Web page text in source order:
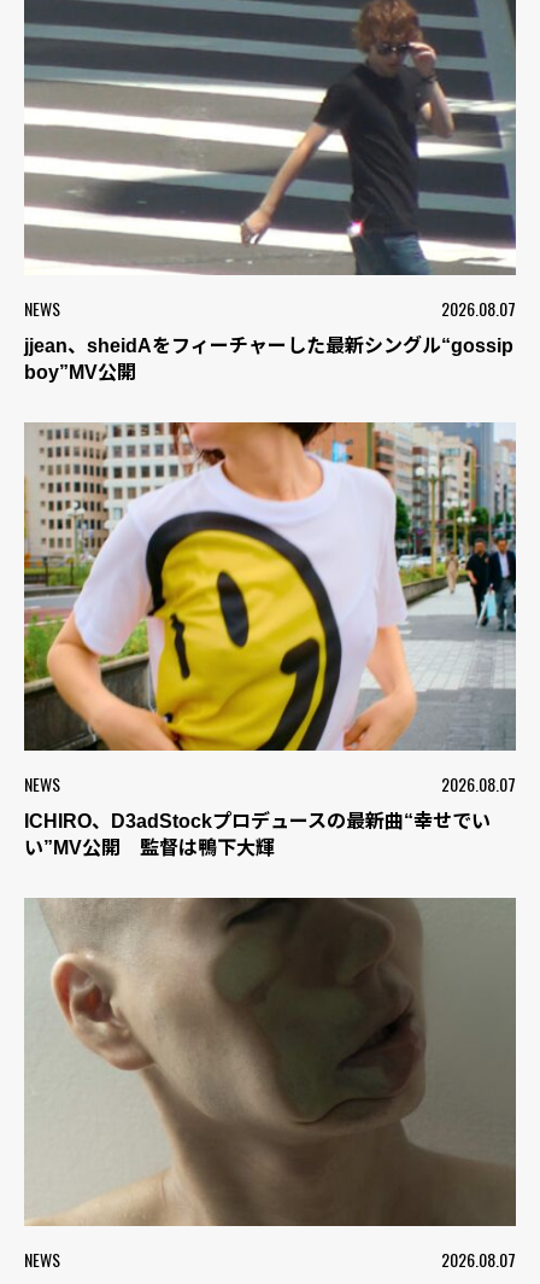
NEWS 2026.08.07
jjean、sheidAをフィーチャーした最新シングル“gossip
boy”MV公開
NEWS 2026.08.07
ICHIRO、D3adStockプロデュースの最新曲“幸せでい
い”MV公開 監督は鴨下大輝
NEWS 2026.08.07